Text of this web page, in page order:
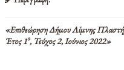
«Επιθεώρηση Δήμου Λίμνης
Έτος 1ο, Τεύχος 2, Ιούνιος 2022»